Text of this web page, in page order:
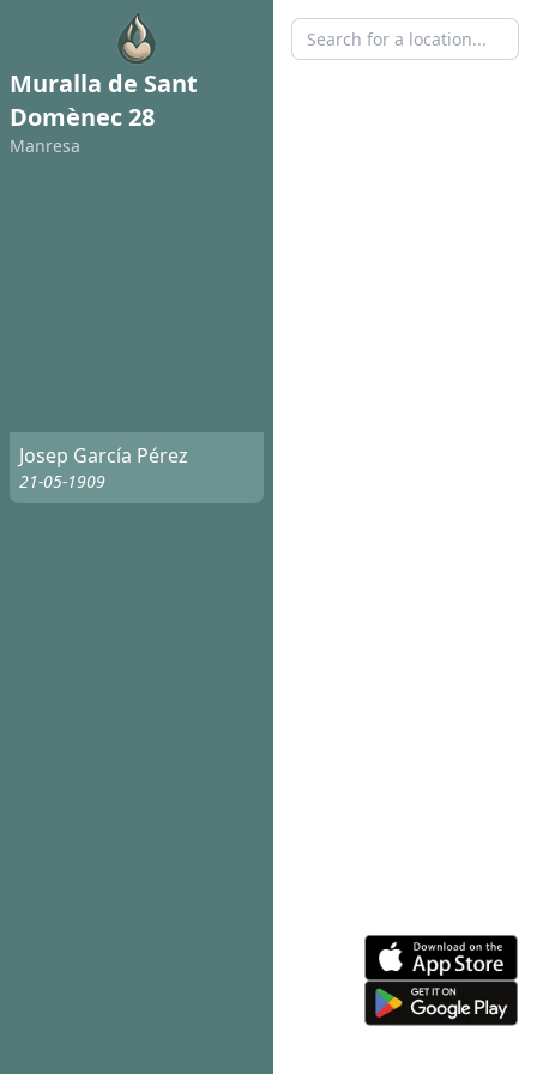
Muralla de Sant
Domènec 28
Manresa
Josep García Pérez
21-05-1909